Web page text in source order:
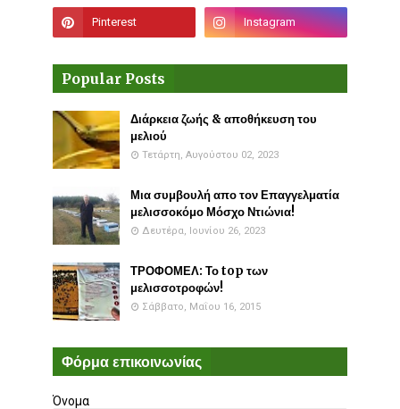
Popular Posts
Διάρκεια ζωής & αποθήκευση του
μελιού
Τετάρτη, Αυγούστου 02, 2023
Μια συμβουλή απο τον Επαγγελματία
μελισσοκόμο Μόσχο Ντιώνια!
Δευτέρα, Ιουνίου 26, 2023
ΤΡΟΦΟΜΕΛ: Το top των
μελισσοτροφών!
Σάββατο, Μαΐου 16, 2015
Φόρμα επικοινωνίας
Όνομα